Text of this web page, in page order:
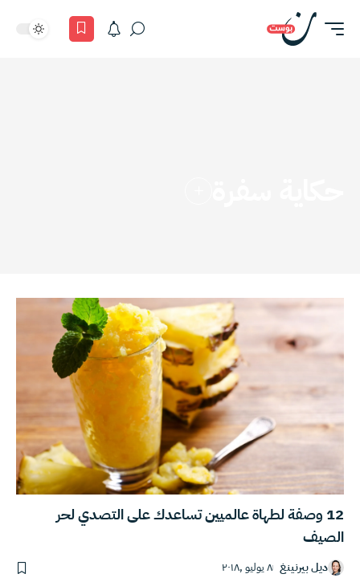
12 وصفة لطهاة عالميين تساعدك على التصدي لحر
الصيف
ديل بيرنينغ ٨ يوليو ,٢٠١٨